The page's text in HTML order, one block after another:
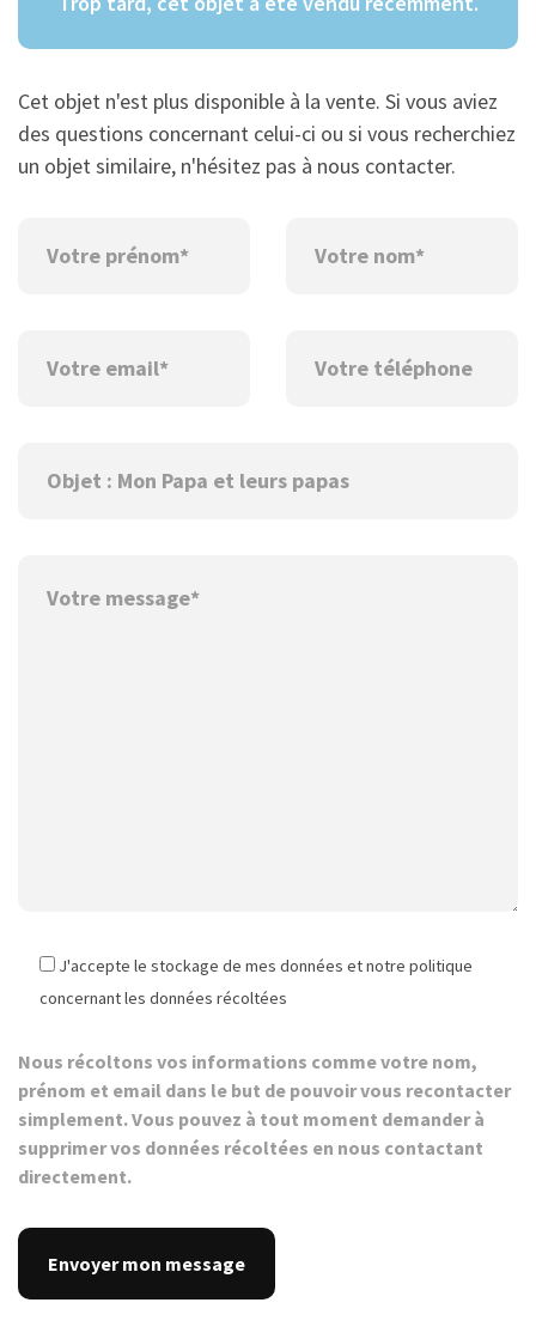
Cet objet n'est plus disponible à la vente. Si vous aviez
des questions concernant celui-ci ou si vous recherchiez
un objet similaire, n'hésitez pas à nous contacter.
J'accepte le stockage de mes données et notre politique
concernant les données récoltées
Nous récoltons vos informations comme votre nom,
prénom et email dans le but de pouvoir vous recontacter
simplement. Vous pouvez à tout moment demander à
supprimer vos données récoltées en nous contactant
directement.